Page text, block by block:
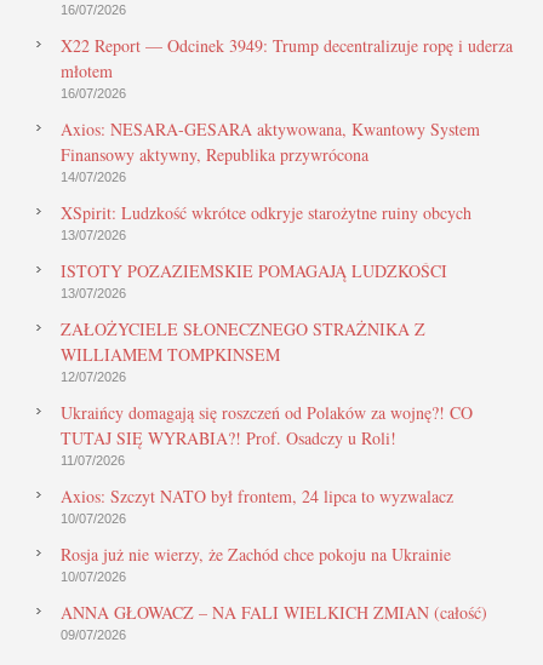
16/07/2026
X22 Report — Odcinek 3949: Trump decentralizuje ropę i uderza
młotem
16/07/2026
Axios: NESARA-GESARA aktywowana, Kwantowy System
Finansowy aktywny, Republika przywrócona
14/07/2026
XSpirit: Ludzkość wkrótce odkryje starożytne ruiny obcych
13/07/2026
ISTOTY POZAZIEMSKIE POMAGAJĄ LUDZKOŚCI
13/07/2026
ZAŁOŻYCIELE SŁONECZNEGO STRAŻNIKA Z
WILLIAMEM TOMPKINSEM
12/07/2026
Ukraińcy domagają się roszczeń od Polaków za wojnę?! CO
TUTAJ SIĘ WYRABIA?! Prof. Osadczy u Roli!
11/07/2026
Axios: Szczyt NATO był frontem, 24 lipca to wyzwalacz
10/07/2026
Rosja już nie wierzy, że Zachód chce pokoju na Ukrainie
10/07/2026
ANNA GŁOWACZ – NA FALI WIELKICH ZMIAN (całość)
09/07/2026